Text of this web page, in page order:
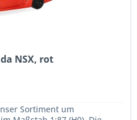
NSX, rot
Sortiment um